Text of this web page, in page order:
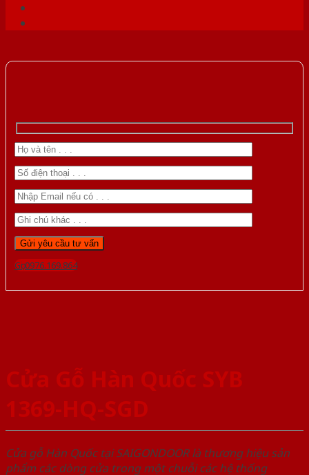
Gọi 0976.169.864
Cửa Gỗ Hàn Quốc SYB
1369-HQ-SGD
Cửa gỗ Hàn Quốc tại SAIGONDOOR là thương hiệu sản
phẩm các dòng cửa trong một chuỗi các hệ thống